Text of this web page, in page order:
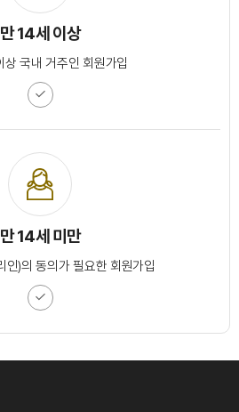
만 14세 이상
상 국내 거주인 회원가입
만 14세 미만
인)의 동의가 필요한 회원가입